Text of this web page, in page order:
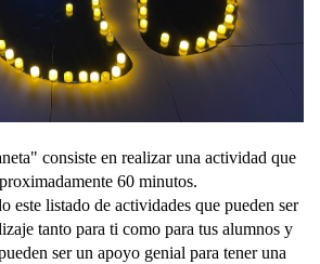
consiste en realizar una actividad que
60 minutos.
este listado de actividades que pueden ser
tanto para ti como para tus alumnos y
ser un apoyo genial para tener una